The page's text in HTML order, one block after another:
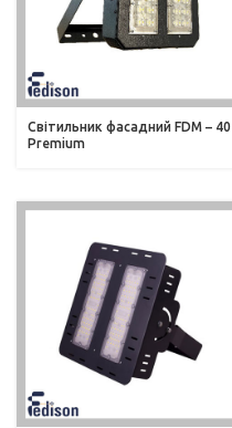
Світильник фасадний FDM – 40
Premium